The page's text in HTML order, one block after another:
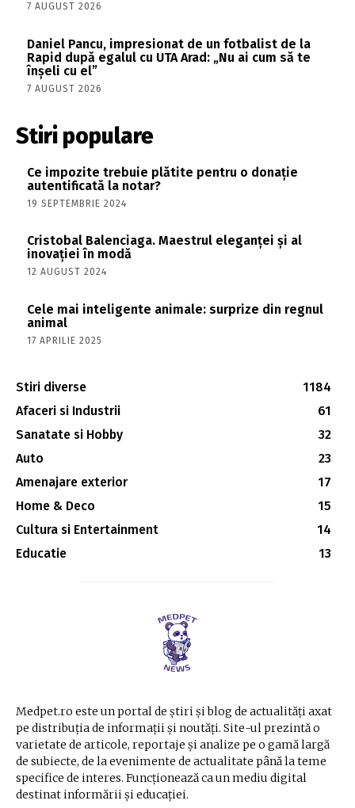
7 AUGUST 2026
Daniel Pancu, impresionat de un fotbalist de la
Rapid după egalul cu UTA Arad: „Nu ai cum să te
înșeli cu el”
7 AUGUST 2026
Stiri populare
Ce impozite trebuie plătite pentru o donație
autentificată la notar?
19 SEPTEMBRIE 2024
Cristobal Balenciaga. Maestrul eleganței și al
inovației în modă
12 AUGUST 2024
Cele mai inteligente animale: surprize din regnul
animal
17 APRILIE 2025
Stiri diverse
1184
Afaceri si Industrii
61
Sanatate si Hobby
32
Auto
23
Amenajare exterior
17
Home & Deco
15
Cultura si Entertainment
14
Educatie
13
Medpet.ro este un portal de știri și blog de actualități axat
pe distribuția de informații și noutăți. Site-ul prezintă o
varietate de articole, reportaje și analize pe o gamă largă
de subiecte, de la evenimente de actualitate până la teme
specifice de interes. Funcționează ca un mediu digital
destinat informării și educației.